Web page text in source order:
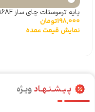
پایه ترموستات چای ساز 168F
198,000تومان
نمایش قیمت عمده
پـیـشـنـهـادویـژه